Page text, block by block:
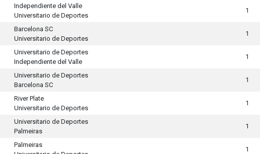
Independiente del Valle
Universitario de Deportes
1
Barcelona SC
Universitario de Deportes
1
Universitario de Deportes
Independiente del Valle
1
Universitario de Deportes
Barcelona SC
1
River Plate
Universitario de Deportes
1
Universitario de Deportes
Palmeiras
1
Palmeiras
1